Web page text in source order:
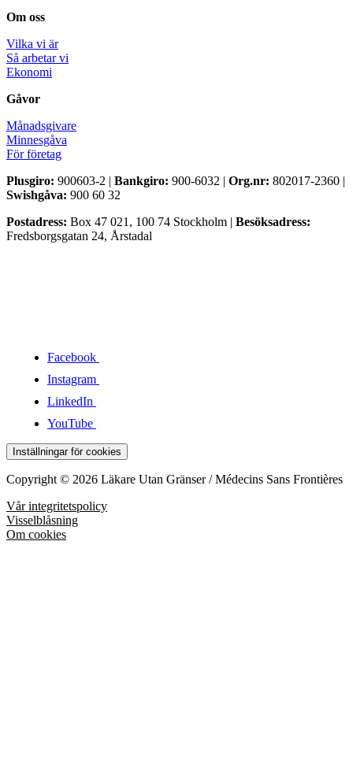
Om oss
Vilka vi är
Så arbetar vi
Ekonomi
Gåvor
Månadsgivare
Minnesgåva
För företag
Plusgiro: 900603-2 | Bankgiro: 900-6032 | Org.nr: 802017-2360 |
Swishgåva: 900 60 32
Postadress: Box 47 021, 100 74 Stockholm | Besöksadress:
Fredsborgsgatan 24, Årstadal
Facebook
Instagram
LinkedIn
YouTube
Inställningar för cookies
Copyright © 2026 Läkare Utan Gränser / Médecins Sans Frontières
Vår integritetspolicy
Visselblåsning
Om cookies